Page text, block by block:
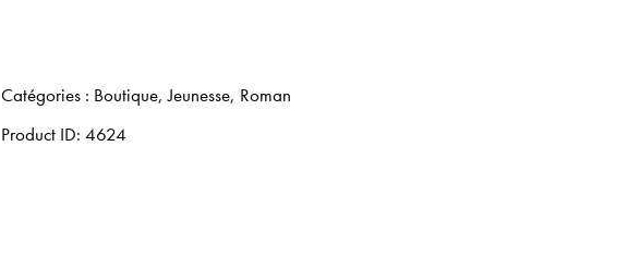
Catégories : Boutique,Jeunesse, Roman
Product ID:4624